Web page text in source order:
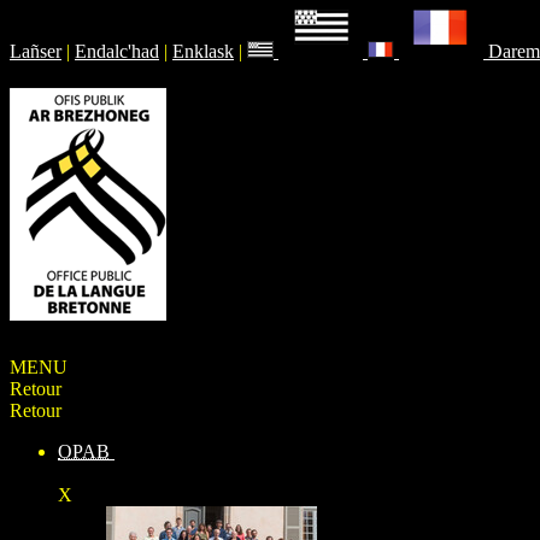
Lañser | Endalc'had | Enklask |
MENU
Retour
Retour
OPAB
X